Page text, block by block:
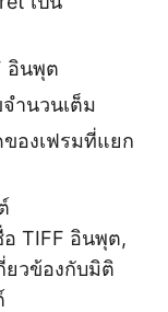
อินพุต
ำนวนเต็ม
องเฟรมที่แยก
TIFF อินพุต,
ยวข้องกับมิติ